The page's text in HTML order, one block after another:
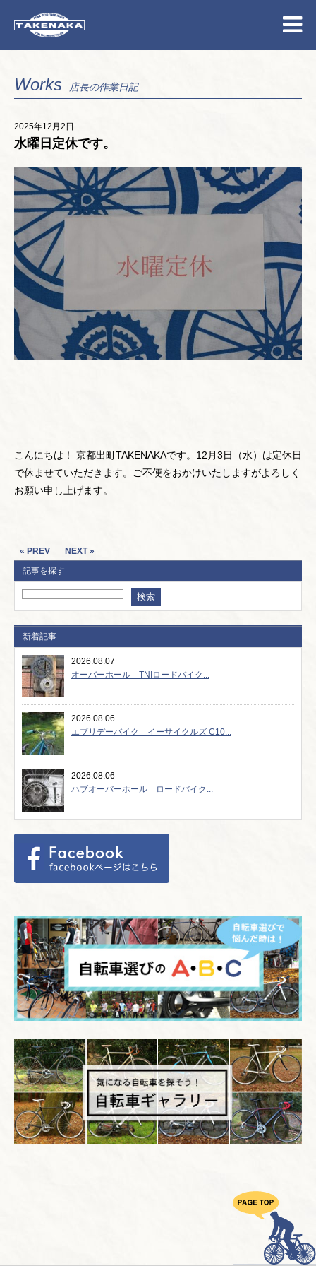
Works 店長の作業日記
2025年12月2日
水曜日定休です。
こんにちは！ 京都出町TAKENAKAです。12月3日（水）は定休日
で休ませていただきます。ご不便をおかけいたしますがよろしく
お願い申し上げます。
« PREV
NEXT »
記事を探す
新着記事
2026.08.07
オーバーホール TNIロードバイク...
2026.08.06
エブリデーバイク イーサイクルズ C10...
2026.08.06
ハブオーバーホール ロードバイク...